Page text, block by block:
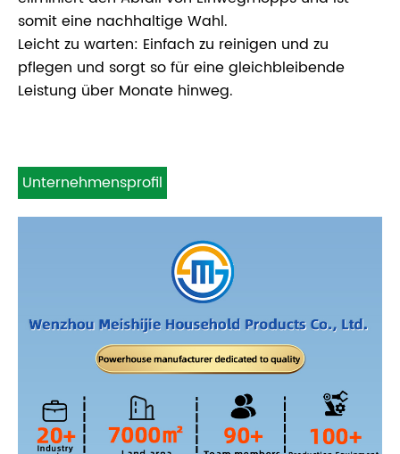
somit eine nachhaltige Wahl.
Leicht zu warten: Einfach zu reinigen und zu
pflegen und sorgt so für eine gleichbleibende
Leistung über Monate hinweg.
Unternehmensprofil